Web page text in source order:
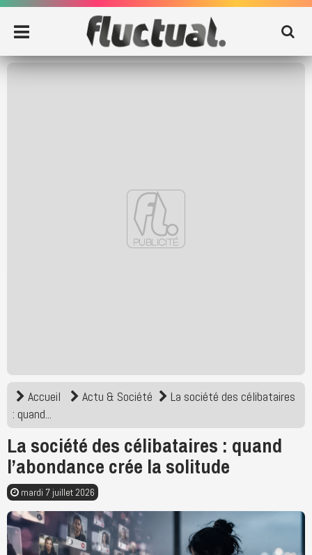
Accueil Actu & Société
La société des célibataires
: quand...
La société des célibataires : quand
l’abondance crée la solitude
mardi 7 juillet 2026